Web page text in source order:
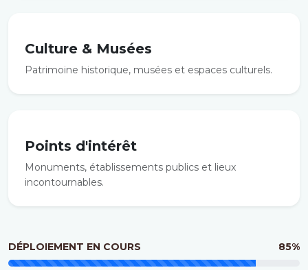
Culture & Musées
Patrimoine historique, musées et espaces culturels.
Points d'intérêt
Monuments, établissements publics et lieux
incontournables.
DÉPLOIEMENT EN COURS 85%